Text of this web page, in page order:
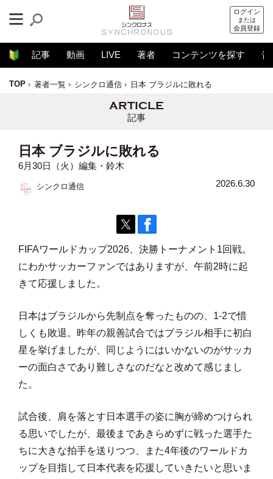
ログイン
または
会員登録
記事 動画 LIVE 著者 コンテンツを探す 音
TOP 著者一覧 シンクロ通信 日本 ブラジルに敗れる
記事
日本 ブラジルに敗れる
6月30日（火）編集・鈴木
シンクロ通信 2026.6.30
FIFAワールドカップ2026、決勝トーナメント1回戦。
にわかサッカーファンではありますが、午前2時に起
きて応援しました。
日本はブラジルから先制点を奪ったものの、1-2で惜
しくも敗退。昨年の親善試合ではブラジル相手に初白
星を挙げましたが、同じようにはいかないのがサッカ
ーの面白さであり難しさなのだなと改めて感じまし
た。
試合後、肩を落とす日本選手の姿に胸が締めつけられ
る思いでしたが、最後まであきらめずに戦った選手た
ちに大きな拍手を送りつつ、また4年後のワールドカ
ップを目指して日本代表を応援していきたいと思いま